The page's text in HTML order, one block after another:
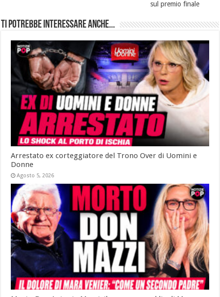
sul premio finale
Ti potrebbe interessare anche...
Arrestato ex corteggiatore del Trono Over di Uomini e
Donne
Agosto 5, 2026